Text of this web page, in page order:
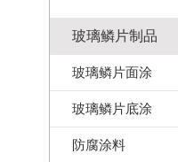
玻璃鳞片制品
玻璃鳞片面涂
玻璃鳞片底涂
防腐涂料